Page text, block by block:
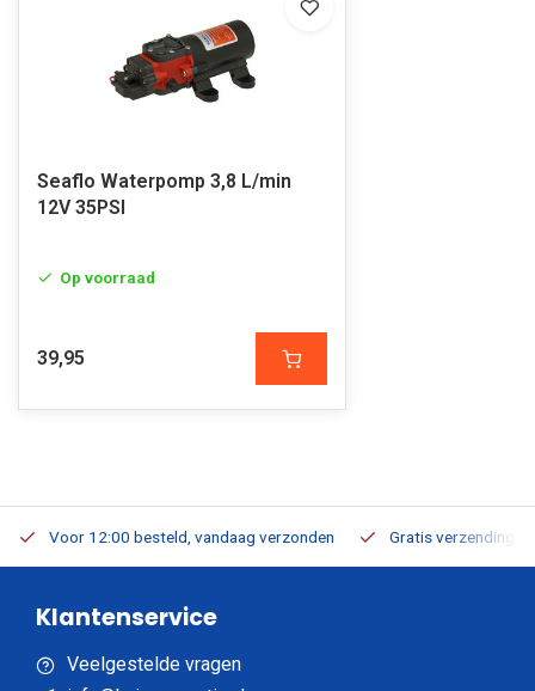
Seaflo Waterpomp 3,8 L/min
12V 35PSI
Op voorraad
39,95
Voor 12:00 besteld, vandaag verzonden Gratis verzending
Klantenservice
Veelgestelde vragen